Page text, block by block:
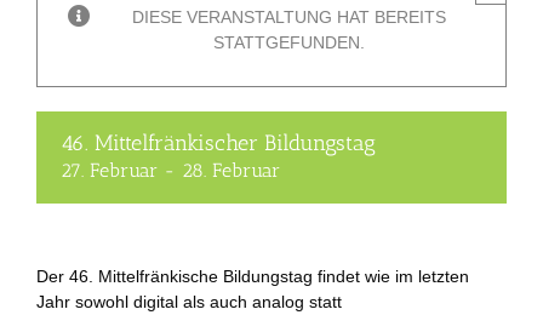
DIESE VERANSTALTUNG HAT BEREITS
STATTGEFUNDEN.
46. Mittelfränkischer Bildungstag
27. Februar - 28. Februar
Der 46. Mittelfränkische Bildungstag findet wie im letzten
Jahr sowohl digital als auch analog statt